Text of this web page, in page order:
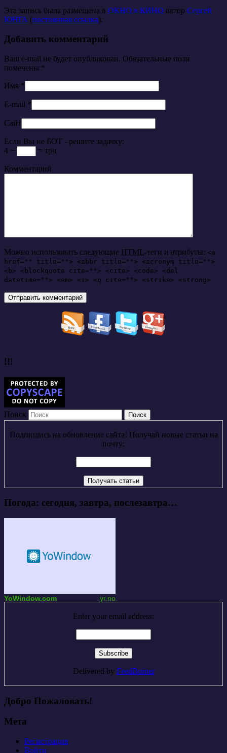
Эта запись была размещена в ОКНО в КИНО автор Сергей
ЮНГА (постоянная ссылка).
Добавить комментарий
Ваш e-mail не будет опубликован. Обязательные поля
помечены *
Имя *
E-mail *
Сайт
Если Вы не БОТ - решите задачку:
4 −
= три
Комментарий
Можно использовать следующие HTML-теги и атрибуты: <a
href="" title=""> <abbr title=""> <acronym title="">
<b> <blockquote cite=""> <cite> <code> <del
datetime=""> <em> <i> <q cite=""> <strike> <strong>
!!!
Поиск
Подпишись на обновление сайта! Получай новые статьи на
почту:
Погода: сегодня, завтра, послезавтра…
YoWindow.com yr.no
Enter your email address:
Delivered by FeedBurner
Добро Пожаловать!
Мета
Регистрация
Войти